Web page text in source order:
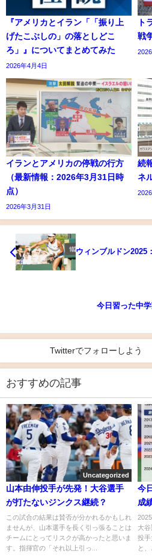
『アメリカとイラン「「振り上
げたこぶしの」の落としどこ
ろ」』についてまとめてみた
2026年4月4日
ト
戦
イランとアメリカの停戦の行方
（最新情報：2026年3月31日時
点）
2026年3月31日
続
ネ
ウィンブルドン2025
今日習った中
Twitterでフォローしよう
おすすめの記事
Uncategorized
山本由伸投手が先発！大谷選手
が打たないジンクス継続？
この試合の結果は賛否が分かれるかもしれ
ませんが、山本選手を長く引っ張ることは
チームにとってリスクが高かったと思いま
す。指揮官の「それ以上引っ...
今
成
大
投手
と